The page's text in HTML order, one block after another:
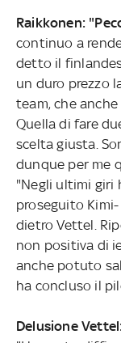
Raikkonen:
continuo a
detto il
un duro prezzo
team, che
Quella di fare
scelta giusta.
dunque per me
"Negli ultimi giri
proseguito
dietro Vettel.
non positiva di
anche potuto
ha concluso il
Delusione